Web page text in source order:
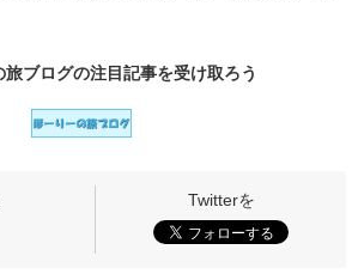
旅ブログの注目記事を受け取ろう